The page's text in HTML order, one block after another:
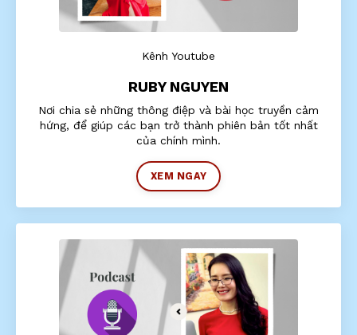
Kênh Youtube
RUBY NGUYEN
Nơi chia sẻ những thông điệp và bài học truyền cảm
hứng, để giúp các bạn trở thành phiên bản tốt nhất
của chính mình.
XEM NGAY